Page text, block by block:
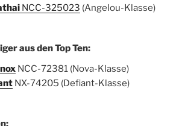
NCC-325023 (Angelou-Klasse)
aus den Top Ten:
NCC-72381 (Nova-Klasse)
NX-74205 (Defiant-Klasse)